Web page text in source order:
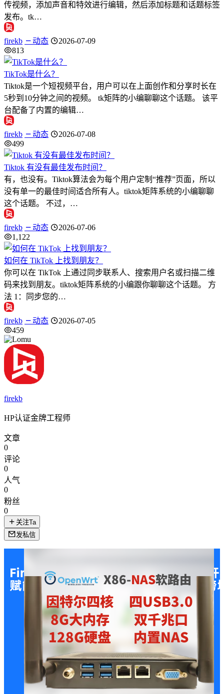
传视频，添加声音和特效进行编辑，然后添加标题和话题标签
发布。tk…
firekb 动态
2026-07-09
813
TikTok是什么？
Tiktok是一个短视频平台，用户可以在上面创作和分享时长在
5秒到10分钟之间的视频。 tk矩阵的小编聊聊这个话题。 该平
台配备了内置的编辑…
firekb 动态
2026-07-08
499
Tiktok 有没有最佳发布时间？
有，也没有。Tiktok算法会为每个用户定制“推荐”页面，所以
没有单一的最佳时间适合所有人。tiktok矩阵系统的小编聊聊
这个话题。 不过，…
firekb 动态
2026-07-06
1,122
如何在 TikTok 上找到朋友？
你可以在 TikTok 上通过同步联系人、搜索用户名或扫描二维
码来找到朋友。tiktok矩阵系统的小编跟你聊聊这个话题。 方
法 1：同步您的…
firekb 动态
2026-07-05
459
firekb
HP认证金牌工程师
文章
0
评论
0
人气
0
粉丝
0
关注Ta
发私信